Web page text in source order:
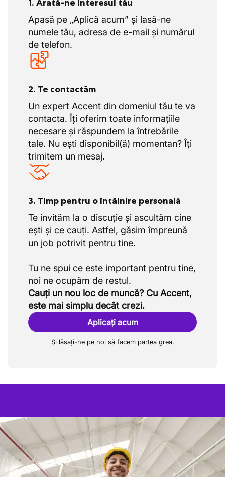
În plus, clientul nostru dispune de centre de
service și caroserie specializate, unde
calitatea, măiestria și satisfacția clientului
sunt prioritare. Această abordare integrată
asigură faptul că clienții se pot baza pe o
soluție completă și de încredere pentru
1. Arată-ne interesul tău
Apasă pe „Aplică acum” și lasă-ne
numele tău, adresa de e-mail și numărul
de telefon.
2. Te contactăm
Un expert Accent din domeniul tău te va
contacta. Îți oferim toate informațiile
necesare și răspundem la întrebările
tale. Nu ești disponibil(ă) momentan? Îți
trimitem un mesaj.
3. Timp pentru o întâlnire personală
Te invităm la o discuție și ascultăm cine
ești și ce cauți. Astfel, găsim împreună
un job potrivit pentru tine.
Tu ne spui ce este important pentru tine,
Cauți un nou loc de muncă? Cu Accent,
este mai simplu decât crezi.
Aplicați acum
Și lăsați-ne pe noi să facem partea grea.